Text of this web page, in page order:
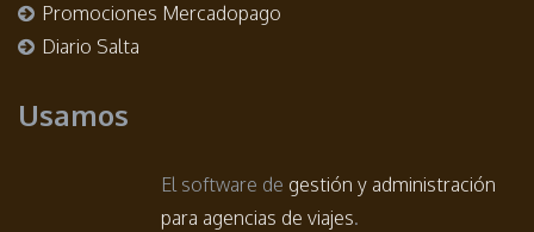
Promociones Mercadopago
Diario Salta
Usamos
El software de gestión y administración
para agencias de viajes.